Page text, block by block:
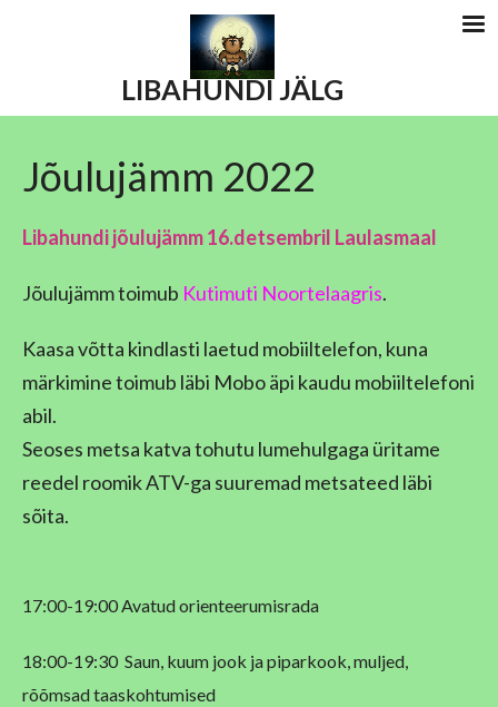
LIBAHUNDI JÄLG
Jõulujämm 2022
Libahundi jõulujämm 16.detsembril Laulasmaal
Jõulujämm toimub Kutimuti Noortelaagris.
Kaasa võtta kindlasti laetud mobiiltelefon, kuna
märkimine toimub läbi Mobo äpi kaudu mobiiltelefoni
abil.
Seoses metsa katva tohutu lumehulgaga üritame
reedel roomik ATV-ga suuremad metsateed läbi
sõita.
17:00-19:00 Avatud orienteerumisrada
18:00-19:30 Saun, kuum jook ja piparkook, muljed,
rõõmsad taaskohtumised